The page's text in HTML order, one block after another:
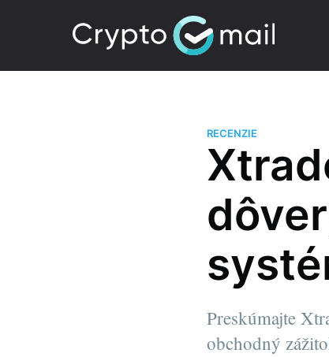
RECENZIE
Preskúmajte
obchodný